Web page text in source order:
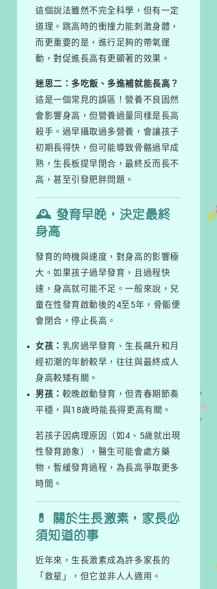
這個說法雖然不完全科學，但有一定
道理。跳高時的衝撞力能刺激身體，
而更重要的是，進行足夠的帶氧運
動，對促進長高有更顯著的效果。
迷思二：多吃飯、多進補就能長高？
這是一個常見的誤區！營養不良固然
會影響身高，但營養過量同樣是長高
殺手。過早攝取過多營養，會讓孩子
初期長得快，但可能導致骨骼過早成
熟，生長板提早閉合，最終反而長不
高，甚至引發肥胖問題。
🕰️ 發育早晚，決定最終
身高
發育的時機與速度，對身高的影響極
大。如果孩子過早發育，且過程快
速，身高就可能不足。一般來說，兒
童在性發育啟動後的4至5年，骨骺便
會閉合，停止長高。
女孩： 乳房過早發育、生長飆升和月
經初潮的年齡較早，往往與最終成人
身高較矮有關。
男孩： 較晚啟動發育，但青春期節奏
平穩，與18歲時能長得更高有關。
若孩子因病理原因（如4、5歲就出現
性發育跡象），醫生可能會處方藥
物，暫緩發育過程，為長高爭取更多
時間。
💊 關於生長激素，家長必
須知道的事
近年來，生長激素成為許多家長的
「救星」，但它並非人人適用。